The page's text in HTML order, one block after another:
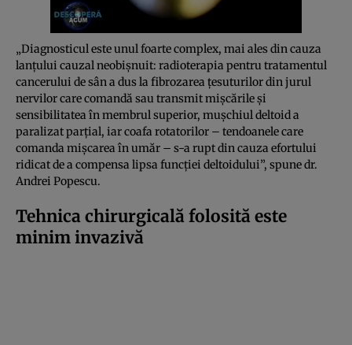
„Diagnosticul este unul foarte complex, mai ales din cauza
lanțului cauzal neobișnuit: radioterapia pentru tratamentul
cancerului de sân a dus la fibrozarea țesuturilor din jurul
nervilor care comandă sau transmit mișcările și
sensibilitatea în membrul superior, mușchiul deltoid a
paralizat parțial, iar coafa rotatorilor – tendoanele care
comanda mișcarea în umăr – s-a rupt din cauza efortului
ridicat de a compensa lipsa funcției deltoidului”, spune dr.
Andrei Popescu.
Tehnica chirurgicală folosită este
minim invazivă